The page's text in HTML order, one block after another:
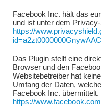
Facebook Inc. hält das
und ist unter dem
https://
Das Plugin stellt eine
Browser und den
Websitebetreiber hat
Umfang der Daten,
Facebook Inc.
https://